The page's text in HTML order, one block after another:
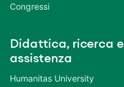
Congressi
Didattica, ricerca e
assistenza
Humanitas University